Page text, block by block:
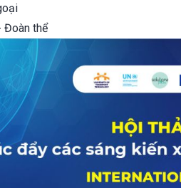
Đoàn thể